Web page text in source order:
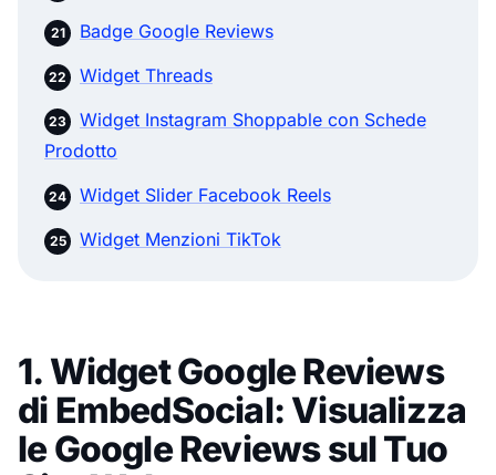
Badge Google Reviews
Widget Threads
Widget Instagram Shoppable con Schede
Prodotto
Widget Slider Facebook Reels
Widget Menzioni TikTok
1. Widget Google Reviews
di EmbedSocial: Visualizza
le Google Reviews sul Tuo